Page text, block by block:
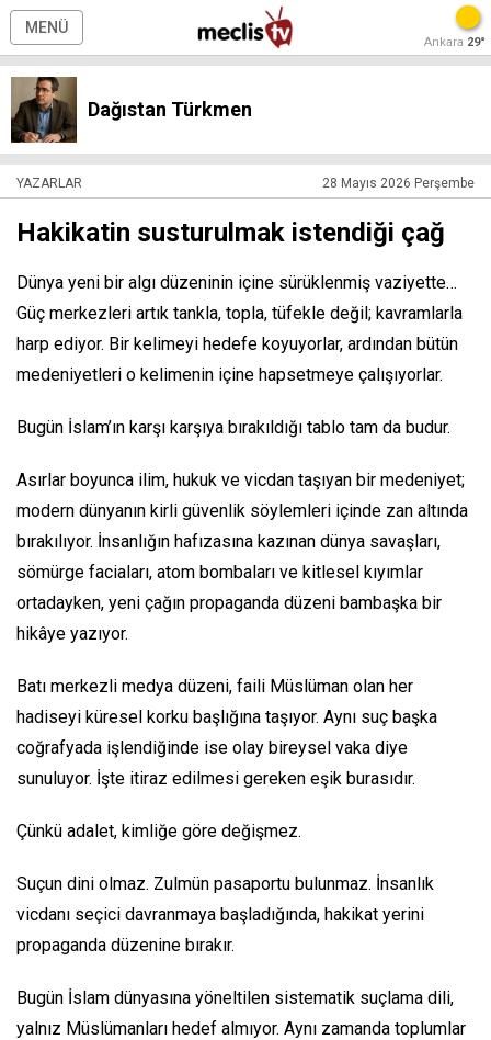
MENÜ
Ankara 29°
Dağıstan Türkmen
YAZARLAR 28 Mayıs 2026 Perşembe
Hakikatin susturulmak istendiği çağ
Dünya yeni bir algı düzeninin içine sürüklenmiş vaziyette…
Güç merkezleri artık tankla, topla, tüfekle değil; kavramlarla
harp ediyor. Bir kelimeyi hedefe koyuyorlar, ardından bütün
medeniyetleri o kelimenin içine hapsetmeye çalışıyorlar.
Bugün İslam’ın karşı karşıya bırakıldığı tablo tam da budur.
Asırlar boyunca ilim, hukuk ve vicdan taşıyan bir medeniyet;
modern dünyanın kirli güvenlik söylemleri içinde zan altında
bırakılıyor. İnsanlığın hafızasına kazınan dünya savaşları,
sömürge faciaları, atom bombaları ve kitlesel kıyımlar
ortadayken, yeni çağın propaganda düzeni bambaşka bir
hikâye yazıyor.
Batı merkezli medya düzeni, faili Müslüman olan her
hadiseyi küresel korku başlığına taşıyor. Aynı suç başka
coğrafyada işlendiğinde ise olay bireysel vaka diye
sunuluyor. İşte itiraz edilmesi gereken eşik burasıdır.
Çünkü adalet, kimliğe göre değişmez.
Suçun dini olmaz. Zulmün pasaportu bulunmaz. İnsanlık
vicdanı seçici davranmaya başladığında, hakikat yerini
propaganda düzenine bırakır.
Bugün İslam dünyasına yöneltilen sistematik suçlama dili,
yalnız Müslümanları hedef almıyor. Aynı zamanda toplumlar